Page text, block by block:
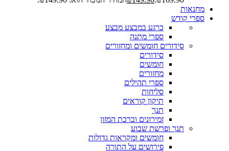
מחנאות
ספרי קודש
כרגע במבצע מבצע
ספרי מתנה
סידורים חומשים ומחזורים
סידורים
חומשים
מחזורים
ספרי תהילים
סליחות
תיקון קוראים
תנך
זמירונים וברכת המזון
תנך ופרשת שבוע
חומשים ומקראות גדולות
פירושים על התורה